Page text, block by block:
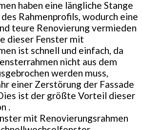
haben eine längliche Stange
Rahmenprofils, wodurch eine
teure Renovierung vermieden
dieser Fenster mit
ist schnell und einfach, da
nicht aus dem
werden muss,
einer Zerstörung der Fassade
ist der größte Vorteil dieser
.
mit Renovierungsrahmen